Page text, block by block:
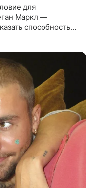
для
Маркл —
способность